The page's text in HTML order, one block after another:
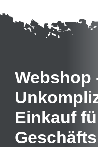
Webshop
Einkauf